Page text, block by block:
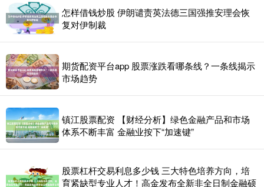
怎样借钱炒股 伊朗谴责英法德三国强推安理会恢
复对伊制裁
期货配资平台app 股票涨跌看哪条线？一条线揭示
市场趋势
镇江股票配资 【财经分析】绿色金融产品和市场
体系不断丰富 金融业按下“加速键”
股票杠杆交易利息多少钱 三大特色培养方向，培
育紧缺型专业人才！高金发布全新非全日制金融硕